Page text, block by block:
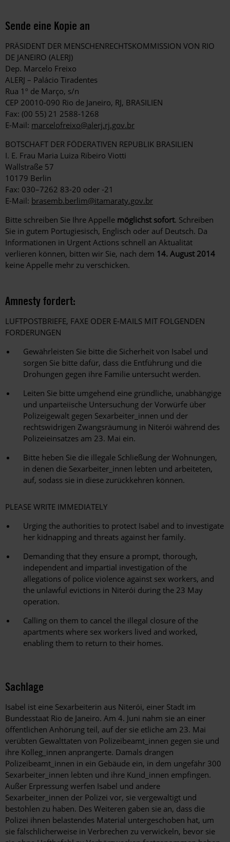
Sende eine Kopie an
PRÄSIDENT DER MENSCHENRECHTSKOMMISSION VON RIO
DE JANEIRO (ALERJ)
Dep. Marcelo Freixo
ALERJ – Palácio Tiradentes
Rua 1º de Março, s/n
CEP 20010-090 Rio de Janeiro, RJ, BRASILIEN
Fax: (00 55) 21 2588-1268
E-Mail: marcelofreixo@alerj.rj.gov.br
BOTSCHAFT DER FÖDERATIVEN REPUBLIK BRASILIEN
I. E. Frau Maria Luiza Ribeiro Viotti
Wallstraße 57
10179 Berlin
Fax: 030–7262 83-20 oder -21
E-Mail: brasemb.berlim@itamaraty.gov.br
Bitte schreiben Sie Ihre Appelle möglichst sofort. Schreiben
Sie in gutem Portugiesisch, Englisch oder auf Deutsch. Da
Informationen in Urgent Actions schnell an Aktualität
verlieren können, bitten wir Sie, nach dem 14. August 2014
keine Appelle mehr zu verschicken.
Amnesty fordert:
LUFTPOSTBRIEFE, FAXE ODER E-MAILS MIT FOLGENDEN
FORDERUNGEN
Gewährleisten Sie bitte die Sicherheit von Isabel und
sorgen Sie bitte dafür, dass die Entführung und die
Drohungen gegen ihre Familie untersucht werden.
Leiten Sie bitte umgehend eine gründliche, unabhängige
und unparteiische Untersuchung der Vorwürfe über
Polizeigewalt gegen Sexarbeiter_innen und der
rechtswidrigen Zwangsräumung in Niterói während des
Polizeieinsatzes am 23. Mai ein.
Bitte heben Sie die illegale Schließung der Wohnungen,
in denen die Sexarbeiter_innen lebten und arbeiteten,
auf, sodass sie in diese zurückkehren können.
PLEASE WRITE IMMEDIATELY
Urging the authorities to protect Isabel and to investigate
her kidnapping and threats against her family.
Demanding that they ensure a prompt, thorough,
independent and impartial investigation of the
allegations of police violence against sex workers, and
the unlawful evictions in Niterói during the 23 May
operation.
Calling on them to cancel the illegal closure of the
apartments where sex workers lived and worked,
enabling them to return to their homes.
Sachlage
Isabel ist eine Sexarbeiterin aus Niterói, einer Stadt im
Bundesstaat Rio de Janeiro. Am 4. Juni nahm sie an einer
öffentlichen Anhörung teil, auf der sie etliche am 23. Mai
verübten Gewalttaten von Polizeibeamt_innen gegen sie und
ihre Kolleg_innen anprangerte. Damals drangen
Polizeibeamt_innen in ein Gebäude ein, in dem ungefähr 300
Sexarbeiter_innen lebten und ihre Kund_innen empfingen.
Außer Erpressung werfen Isabel und andere
Sexarbeiter_innen der Polizei vor, sie vergewaltigt und
bestohlen zu haben. Des Weiteren gaben sie an, dass die
Polizei ihnen belastendes Material untergeschoben hat, um
sie fälschlicherweise in Verbrechen zu verwickeln, bevor sie